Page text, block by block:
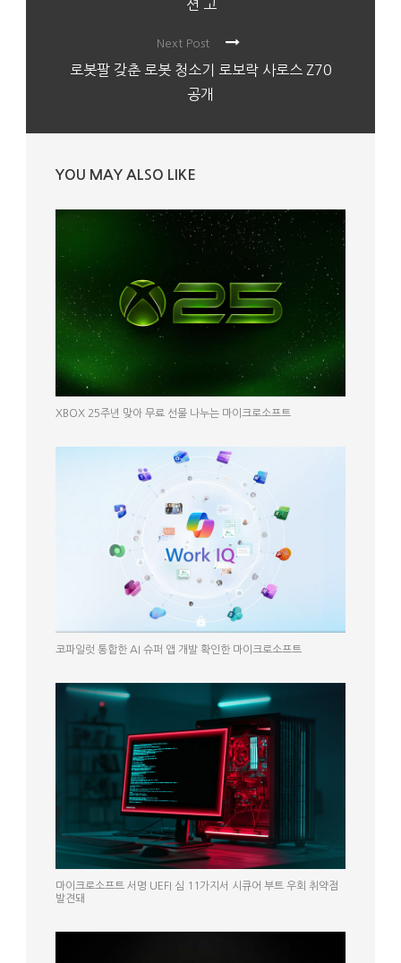
션 고
Next Post
로봇팔 갖춘 로봇 청소기 로보락 사로스 Z70
공개
YOU MAY ALSO LIKE
XBOX 25주년 맞아 무료 선물 나누는 마이크로소프트
코파일럿 통합한 AI 슈퍼 앱 개발 확인한 마이크로소프트
마이크로소프트 서명 UEFI 심 11가지서 시큐어 부트 우회 취약점
발견돼